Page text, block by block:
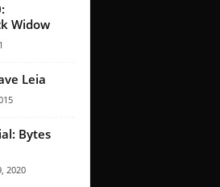
Widow
Leia
Bytes
2020